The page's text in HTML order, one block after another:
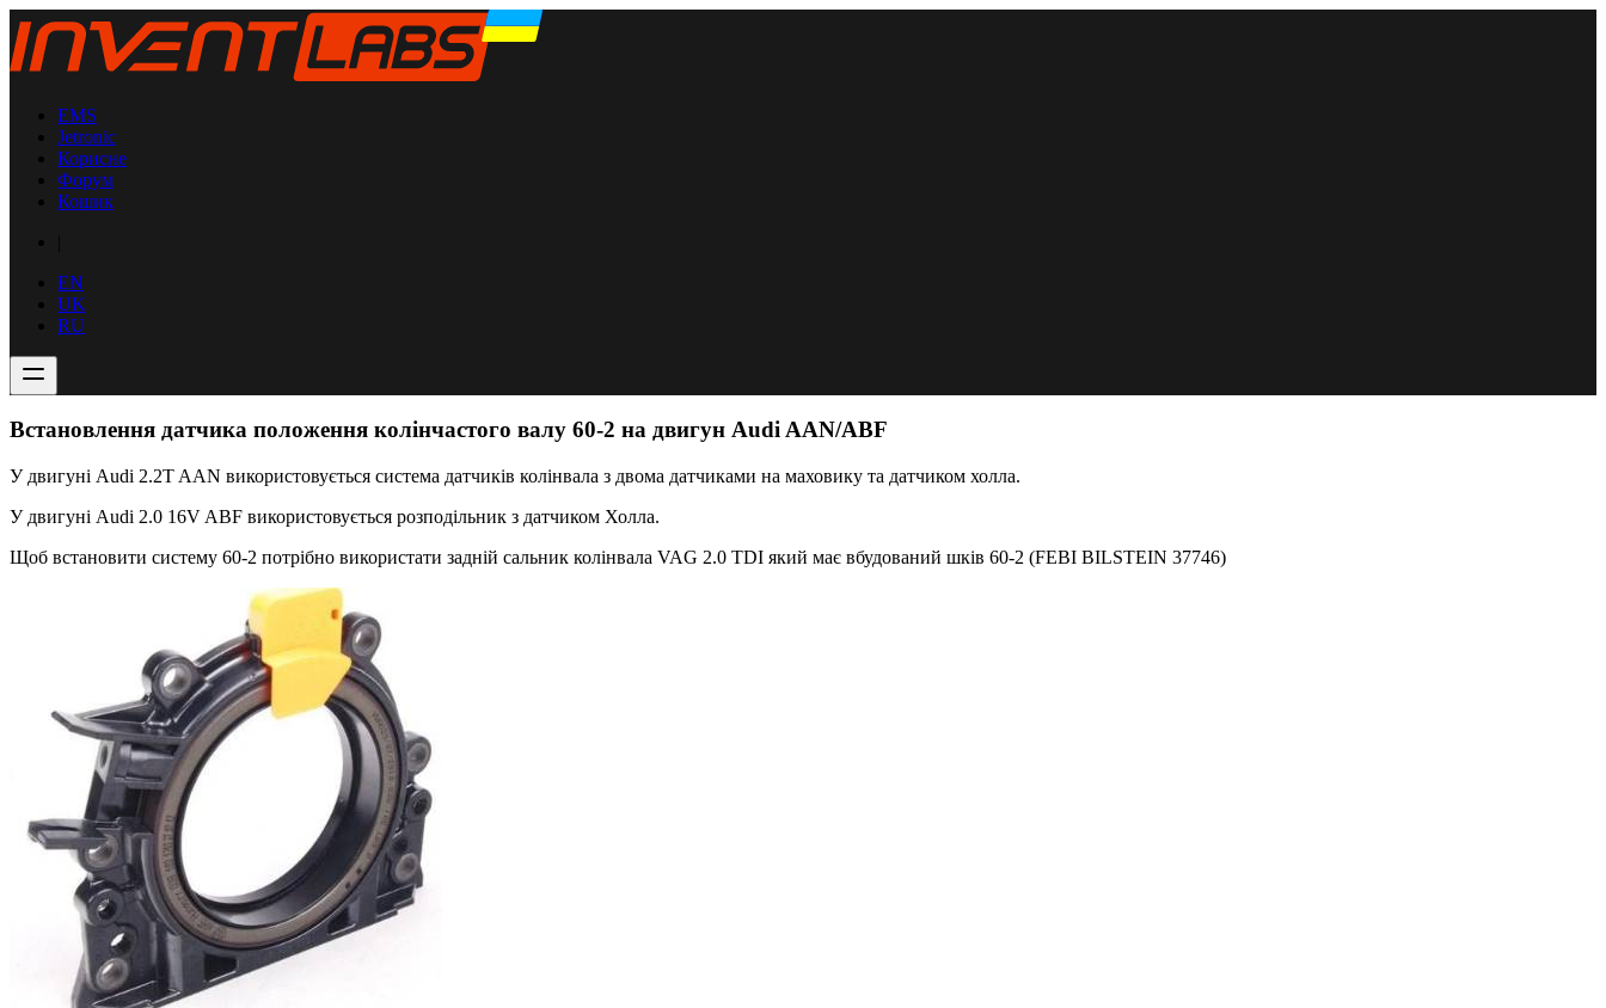
EMS
Jetronic
Корисне
Форум
Кошик
EN
UK
RU
Встановлення датчика положення колінчастого валу 60-2 на двигун Audi AAN/ABF
У двигуні Audi 2.2T AAN використовується система датчиків колінвала з двома датчиками на маховику та датчиком холла.
У двигуні Audi 2.0 16V ABF використовується розподільник з датчиком Холла.
Щоб встановити систему 60-2 потрібно використати задній сальник колінвала VAG 2.0 TDI який має вбудований шків 60-2 (FEBI BILSTEIN 37746)